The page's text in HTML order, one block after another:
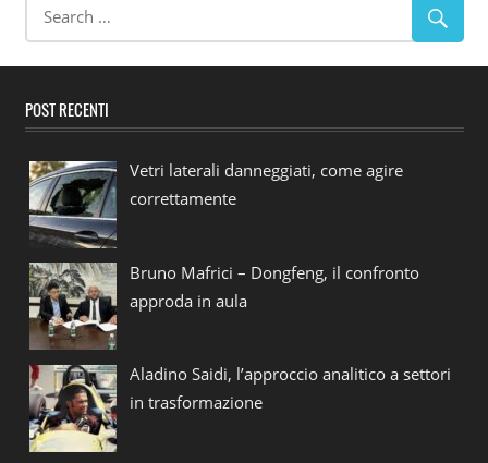
POST RECENTI
Vetri laterali danneggiati, come agire
correttamente
Bruno Mafrici – Dongfeng, il confronto
approda in aula
Aladino Saidi, l’approccio analitico a settori
in trasformazione